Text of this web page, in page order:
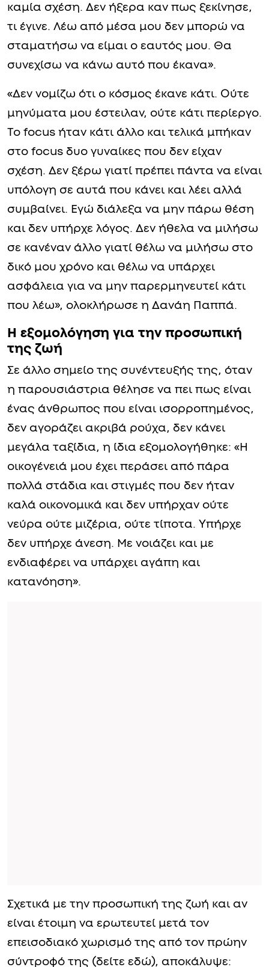
καμία σχέση. Δεν ήξερα καν πως ξεκίνησε,
τι έγινε. Λέω από μέσα μου δεν μπορώ να
σταματήσω να είμαι ο εαυτός μου. Θα
συνεχίσω να κάνω αυτό που έκανα».
«Δεν νομίζω ότι ο κόσμος έκανε κάτι. Ούτε
μηνύματα μου έστειλαν, ούτε κάτι περίεργο.
Το focus ήταν κάτι άλλο και τελικά μπήκαν
στο focus δυο γυναίκες που δεν είχαν
σχέση. Δεν ξέρω γιατί πρέπει πάντα να είναι
υπόλογη σε αυτά που κάνει και λέει αλλά
συμβαίνει. Εγώ διάλεξα να μην πάρω θέση
και δεν υπήρχε λόγος. Δεν ήθελα να μιλήσω
σε κανέναν άλλο γιατί θέλω να μιλήσω στο
δικό μου χρόνο και θέλω να υπάρχει
ασφάλεια για να μην παρερμηνευτεί κάτι
που λέω», ολοκλήρωσε η Δανάη Παππά.
Η εξομολόγηση για την προσωπική
της ζωή
Σε άλλο σημείο της συνέντευξής της, όταν
η παρουσιάστρια θέλησε να πει πως είναι
ένας άνθρωπος που είναι ισορροπημένος,
δεν αγοράζει ακριβά ρούχα, δεν κάνει
μεγάλα ταξίδια, η ίδια εξομολογήθηκε: «Η
οικογένειά μου έχει περάσει από πάρα
πολλά στάδια και στιγμές που δεν ήταν
καλά οικονομικά και δεν υπήρχαν ούτε
νεύρα ούτε μιζέρια, ούτε τίποτα. Υπήρχε
δεν υπήρχε άνεση. Με νοιάζει και με
ενδιαφέρει να υπάρχει αγάπη και
κατανόηση».
Σχετικά με την προσωπική της ζωή και αν
είναι έτοιμη να ερωτευτεί μετά τον
επεισοδιακό χωρισμό της από τον πρώην
σύντροφό της (δείτε εδώ), αποκάλυψε: